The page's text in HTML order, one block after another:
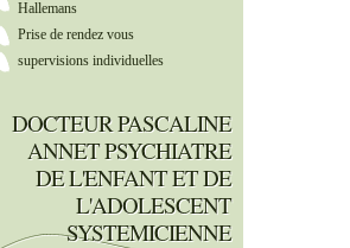
Hallemans
Prise de rendez vous
supervisions individuelles
DOCTEUR PASCALINE
ANNET PSYCHIATRE
DE L'ENFANT ET DE
L'ADOLESCENT
SYSTEMICIENNE